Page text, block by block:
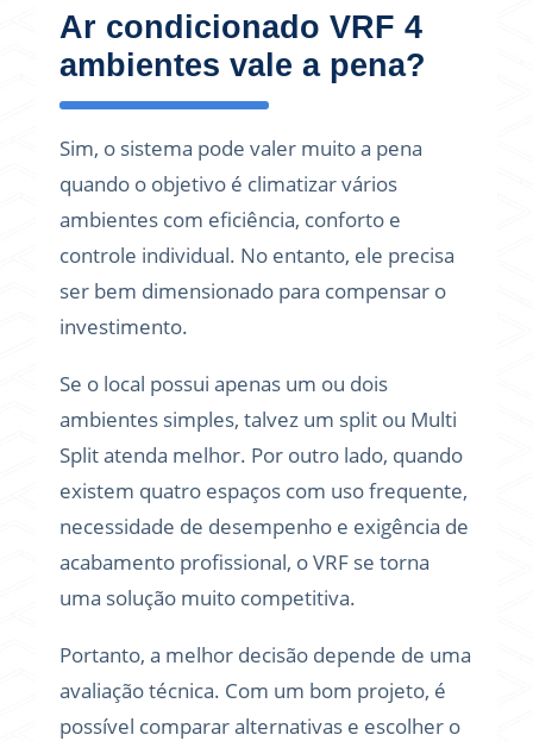
Ar condicionado VRF 4
ambientes vale a pena?
Sim, o sistema pode valer muito a pena
quando o objetivo é climatizar vários
ambientes com eficiência, conforto e
controle individual. No entanto, ele precisa
ser bem dimensionado para compensar o
investimento.
Se o local possui apenas um ou dois
ambientes simples, talvez um split ou Multi
Split atenda melhor. Por outro lado, quando
existem quatro espaços com uso frequente,
necessidade de desempenho e exigência de
acabamento profissional, o VRF se torna
uma solução muito competitiva.
Portanto, a melhor decisão depende de uma
avaliação técnica. Com um bom projeto, é
possível comparar alternativas e escolher o